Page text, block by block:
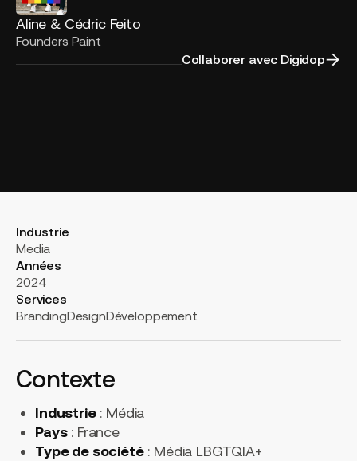
Aline & Cédric Feito
Founders Paint
Collaborer avec Digidop
Industrie
Media
Années
2024
Services
BrandingDesignDéveloppement
Contexte
Industrie: Média
Pays: France
Type de société: Média LBGTQIA+